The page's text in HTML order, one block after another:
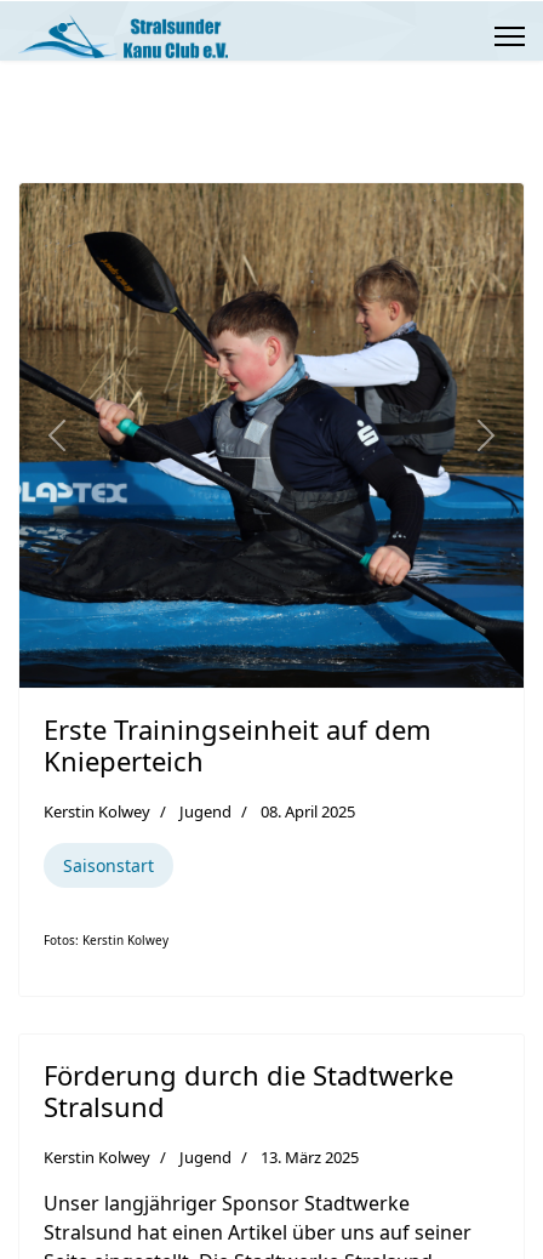
Previous Next
Erste Trainingseinheit auf dem
Knieperteich
Kerstin Kolwey Jugend 08. April 2025
Saisonstart
Fotos: Kerstin Kolwey
Förderung durch die Stadtwerke
Stralsund
Kerstin Kolwey Jugend 13. März 2025
Unser langjähriger Sponsor Stadtwerke
Stralsund hat einen Artikel über uns auf seiner